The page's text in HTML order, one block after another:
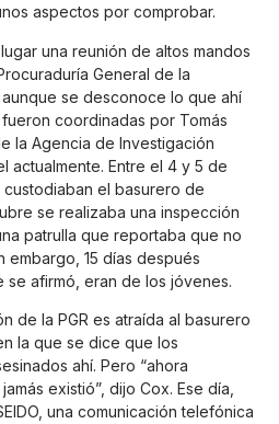
aspectos por comprobar.
una reunión de altos mandos
General de la
aunque se desconoce lo que ahí
coordinadas por Tomás
la Agencia de Investigación
actualmente. Entre el 4 y 5 de
el basurero de
se realizaba una inspección
patrulla que reportaba que no
embargo, 15 días después
se afirmó, eran de los jóvenes.
de la PGR es atraída al basurero
la que se dice que los
ahí. Pero “ahora
existió”, dijo Cox. Ese día,
una comunicación telefónica